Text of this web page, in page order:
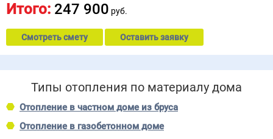
Итого: 247 900 руб.
Смотреть смету Оставить заявку
Типы отопления по материалу дома
Отопление в частном доме из бруса
Отопление в газобетонном доме